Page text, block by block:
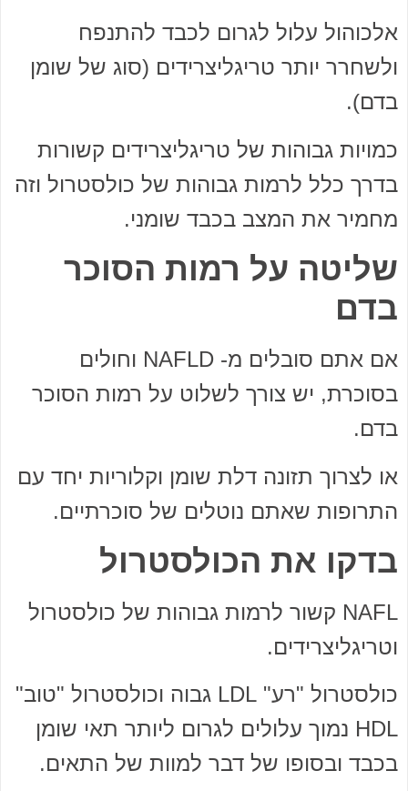
אלכוהול עלול לגרום לכבד להתנפח
ולשחרר יותר טריגליצרידים (סוג של שומן
בדם).
כמויות גבוהות של טריגליצרידים קשורות
בדרך כלל לרמות גבוהות של כולסטרול וזה
מחמיר את המצב בכבד שומני.
שליטה על רמות הסוכר
בדם
אם אתם סובלים מ- NAFLD וחולים
בסוכרת, יש צורך לשלוט על רמות הסוכר
בדם.
או לצרוך תזונה דלת שומן וקלוריות יחד עם
התרופות שאתם נוטלים של סוכרתיים.
בדקו את הכולסטרול
NAFL קשור לרמות גבוהות של כולסטרול
וטריגליצרידים.
כולסטרול "רע" LDL גבוה וכולסטרול "טוב"
HDL נמוך עלולים לגרום ליותר תאי שומן
בכבד ובסופו של דבר למוות של התאים.